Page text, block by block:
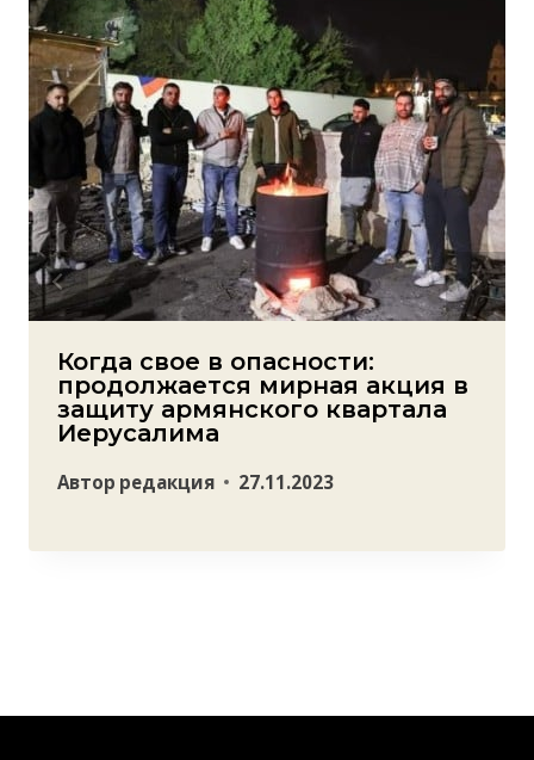
Когда свое в опасности:
продолжается мирная акция в
защиту армянского квартала
Иерусалима
Автор редакция 27.11.2023